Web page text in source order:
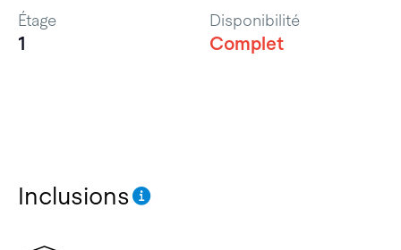
Inclusions
Étage
1
Disponibilité
Complet